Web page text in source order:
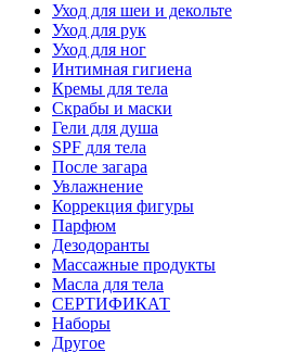
Уход для шеи и декольте
Уход для рук
Уход для ног
Интимная гигиена
Кремы для тела
Скрабы и маски
Гели для душа
SPF для тела
После загара
Увлажнение
Коррекция фигуры
Парфюм
Дезодоранты
Массажные продукты
Масла для тела
СЕРТИФИКАТ
Наборы
Другое